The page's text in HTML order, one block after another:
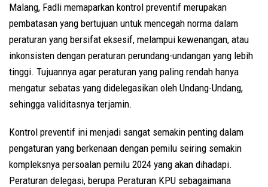
Malang, Fadli memaparkan kontrol preventif merupakan
pembatasan yang bertujuan untuk mencegah norma dalam
peraturan yang bersifat eksesif, melampui kewenangan, atau
inkonsisten dengan peraturan perundang-undangan yang lebih
tinggi. Tujuannya agar peraturan yang paling rendah hanya
mengatur sebatas yang didelegasikan oleh Undang-Undang,
sehingga validitasnya terjamin.
Kontrol preventif ini menjadi sangat semakin penting dalam
pengaturan yang berkenaan dengan pemilu seiring semakin
kompleksnya persoalan pemilu 2024 yang akan dihadapi.
Peraturan delegasi, berupa Peraturan KPU sebagaimana